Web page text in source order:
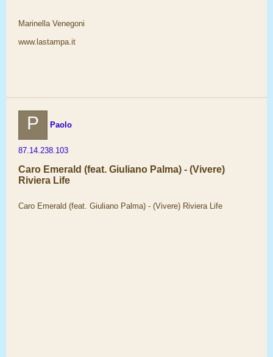
Marinella Venegoni
www.lastampa.it
P Paolo
87.14.238.103
Caro Emerald (feat. Giuliano Palma) - (Vivere)
Riviera Life
Caro Emerald (feat. Giuliano Palma) - (Vivere) Riviera Life